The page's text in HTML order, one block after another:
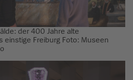
der 400 Jahre alte
einstige Freiburg Foto: Museen